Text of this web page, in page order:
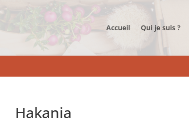
Accueil Qui je suis ?
Hakania